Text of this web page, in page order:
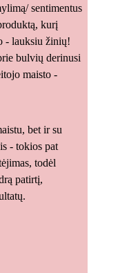
sentimentus
kurį
- lauksiu žinių!
bulvių derinusi
maisto -
bet ir su
- tokios pat
todėl
patirtį,